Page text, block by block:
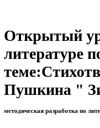
Открытый
литературе
Пушкина "
методическая разработка по